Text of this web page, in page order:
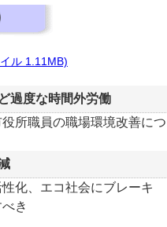
ル 1.11MB)
過度な時間外労働
所職員の職場環境改善に
化、エコ社会にブレーキ
き